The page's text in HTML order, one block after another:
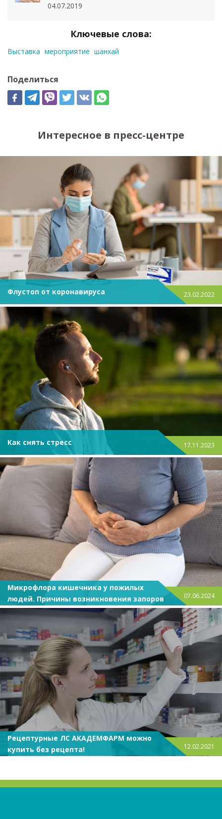
04.07.2019
Ключевые слова:
Выставка мероприятие шанхай
Поделиться
Интересное в пресс-центре
Флустоп от коронавируса 23.02.2022
Как снять стресс 17.11.2023
Микрофлора кишечника у пожилых
людей. Причины возникновения запоров
07.06.2024
Рецептурные ЛС АКАДЕМФАРМ можно
купить без рецепта!
12.02.2021